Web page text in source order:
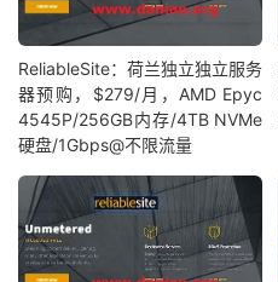
ReliableSite：荷兰独立独立服务
器预购，$279/月，AMD Epyc
4545P/256GB内存/4TB NVMe
硬盘/1Gbps@不限流量